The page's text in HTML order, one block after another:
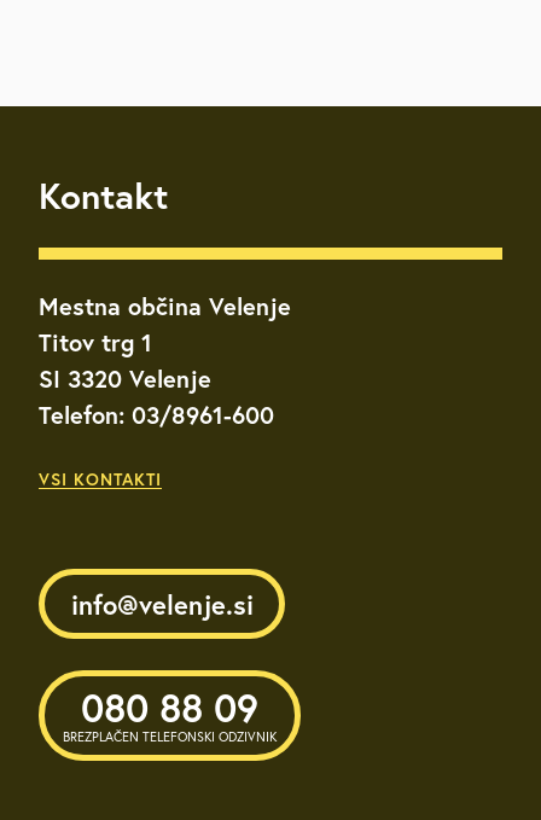
Kontakt
Mestna občina Velenje
Titov trg 1
SI 3320 Velenje
Telefon: 03/8961-600
VSI KONTAKTI
info@velenje.si
080 88 09
BREZPLAČEN TELEFONSKI ODZIVNIK